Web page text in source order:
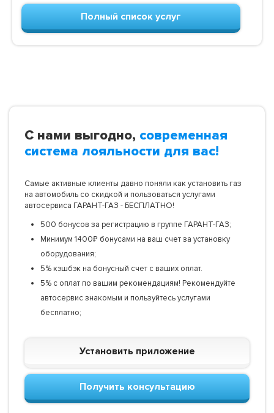
Полный список услуг
С нами выгодно, современная
система лояльности для вас!
Самые активные клиенты давно поняли как установить газ
на автомобиль со скидкой и пользоваться услугами
автосервиса ГАРАНТ-ГАЗ - БЕСПЛАТНО!
500 бонусов за регистрацию в группе ГАРАНТ-ГАЗ;
Минимум 1400₽ бонусами на ваш счет за установку
оборудования;
5% кэшбэк на бонусный счет с ваших оплат.
5% с оплат по вашим рекомендациям! Рекомендуйте
автосервис знакомым и пользуйтесь услугами
бесплатно;
Установить приложение
Получить консультацию